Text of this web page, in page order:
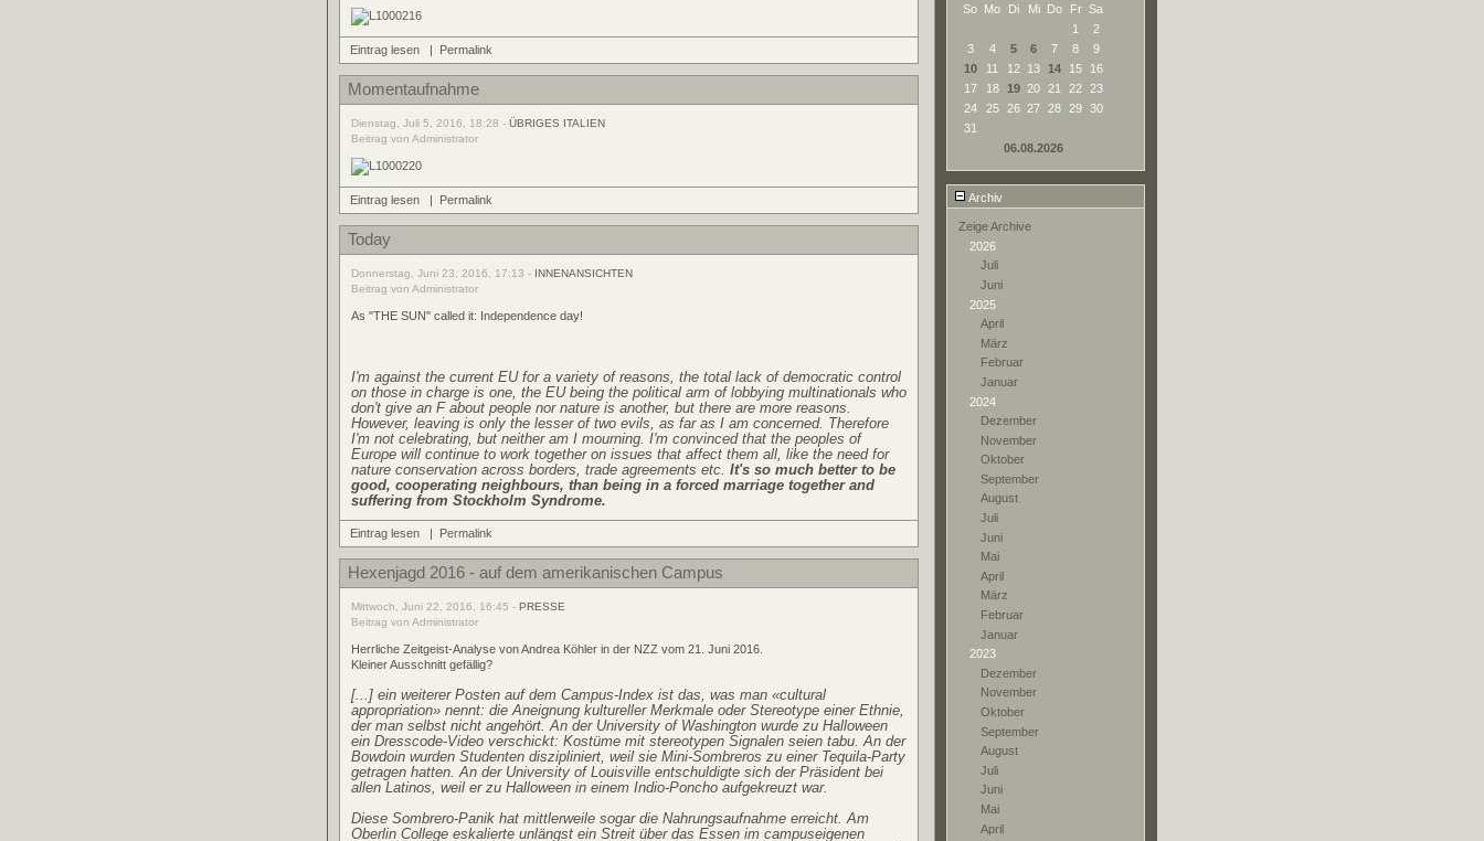
So
Mo Di Mi Do Fr Sa
1
2
3
4 5 6 7 8
9
10
11 12 13 14 15
16
17
18 19 20 21 22 23
24
25 26 27 28 29 30
31
06.08.2026
Archiv
Zeige Archive
2026
Juli
Juni
2025
April
März
Februar
Januar
2024
Dezember
November
Oktober
September
August
Juli
Juni
Mai
April
März
Februar
Januar
2023
Dezember
November
Oktober
September
August
Juli
Juni
Mai
April
Eintrag lesen Permalink
Momentaufnahme
Dienstag, Juli 5, 2016, 18:28 - ÜBRIGES ITALIEN
Beitrag von Administrator
Eintrag lesen Permalink
Today
Donnerstag, Juni 23, 2016, 17:13 - INNENANSICHTEN
Beitrag von Administrator
As "THE SUN" called it: Independence day!
I'm against the current EU for a variety of reasons, the total lack of democratic control
on those in charge is one, the EU being the political arm of lobbying multinationals who
don't give an F about people nor nature is another, but there are more reasons.
However, leaving is only the lesser of two evils, as far as I am concerned. Therefore
I'm not celebrating, but neither am I mourning. I'm convinced that the peoples of
Europe will continue to work together on issues that affect them all, like the need for
nature conservation across borders, trade agreements etc. It's so much better to be
good, cooperating neighbours, than being in a forced marriage together and
suffering from Stockholm Syndrome.
Eintrag lesen Permalink
Hexenjagd 2016 - auf dem amerikanischen Campus
Mittwoch, Juni 22, 2016, 16:45 - PRESSE
Beitrag von Administrator
Herrliche Zeitgeist-Analyse von Andrea Köhler in der NZZ vom 21. Juni 2016.
Kleiner Ausschnitt gefällig?
[...] ein weiterer Posten auf dem Campus-Index ist das, was man «cultural
appropriation» nennt: die Aneignung kultureller Merkmale oder Stereotype einer Ethnie,
der man selbst nicht angehört. An der University of Washington wurde zu Halloween
ein Dresscode-Video verschickt: Kostüme mit stereotypen Signalen seien tabu. An der
Bowdoin wurden Studenten diszipliniert, weil sie Mini-Sombreros zu einer Tequila-Party
getragen hatten. An der University of Louisville entschuldigte sich der Präsident bei
allen Latinos, weil er zu Halloween in einem Indio-Poncho aufgekreuzt war.
Diese Sombrero-Panik hat mittlerweile sogar die Nahrungsaufnahme erreicht. Am
Oberlin College eskalierte unlängst ein Streit über das Essen im campuseigenen